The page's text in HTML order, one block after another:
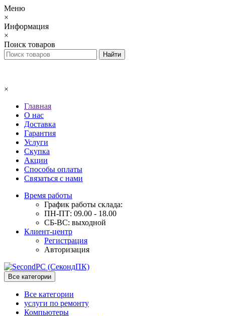
Меню
×
Информация
×
Поиск товаров
×
Главная
О нас
Доставка
Гарантия
Услуги
Скупка
Акции
Способы оплаты
Связаться с нами
Время работы
График работы склада:
ПН-ПТ: 09.00 - 18.00
СБ-ВС: выходной
Клиент-центр
Регистрация
Авторизация
Все категории
Все категории
услуги по ремонту
Компьютеры